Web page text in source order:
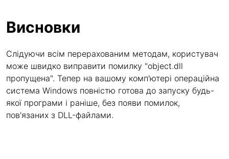
Висновки
Слідуючи всім перерахованим методам, користувач
може швидко виправити помилку "object.dll
пропущена". Тепер на вашому комп'ютері операційна
система Windows повністю готова до запуску будь-
якої програми і раніше, без появи помилок,
пов'язаних з DLL-файлами.